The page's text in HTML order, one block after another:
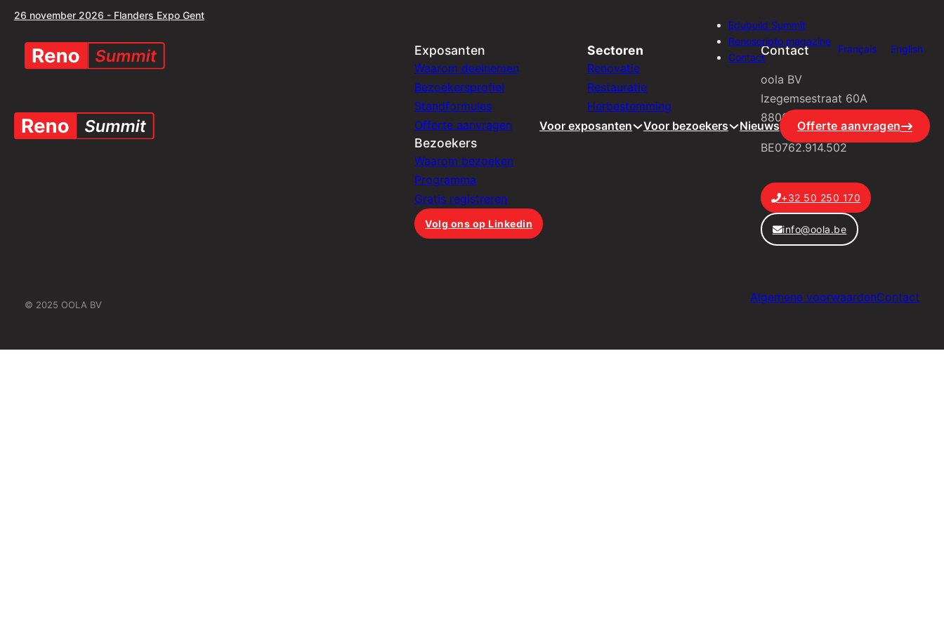
26 november 2026 - Flanders Expo Gent
Edubuild Summit
Renoscripto magazine
Contact
Français English
Voor exposanten Voor bezoekers Nieuws Offerte aanvragen
Exposanten
Waarom deelnemen
Bezoekersprofiel
Standformules
Offerte aanvragen
Bezoekers
Waarom bezoeken
Programma
Gratis registreren
Volg ons op Linkedin
Sectoren
Renovatie
Restauratie
Herbestemming
Contact
oola BV
Izegemsestraat 60A
8800 Roeselare
BE0762.914.502
+32 50 250 170
info@oola.be
© 2025 OOLA BV
Algemene voorwaardenContact